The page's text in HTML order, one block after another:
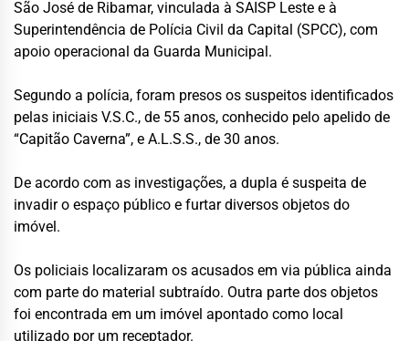
São José de Ribamar, vinculada à SAISP Leste e à
Superintendência de Polícia Civil da Capital (SPCC), com
apoio operacional da Guarda Municipal.
Segundo a polícia, foram presos os suspeitos identificados
pelas iniciais V.S.C., de 55 anos, conhecido pelo apelido de
“Capitão Caverna”, e A.L.S.S., de 30 anos.
De acordo com as investigações, a dupla é suspeita de
invadir o espaço público e furtar diversos objetos do
imóvel.
Os policiais localizaram os acusados em via pública ainda
com parte do material subtraído. Outra parte dos objetos
foi encontrada em um imóvel apontado como local
utilizado por um receptador.